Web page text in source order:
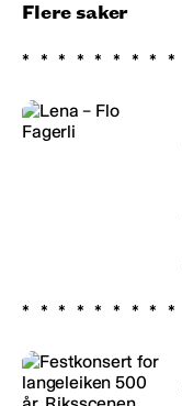
Flere saker